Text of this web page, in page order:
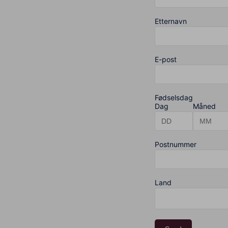
Etternavn
E-post
Fødselsdag
Dag
Måned
Postnummer
Land